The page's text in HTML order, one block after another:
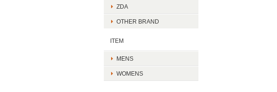
ZDA
OTHER BRAND
ITEM
MENS
WOMENS